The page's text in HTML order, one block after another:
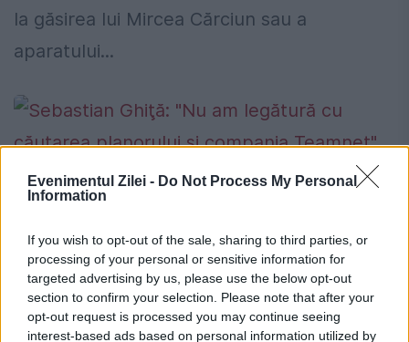
Evenimentul Zilei - Do Not Process My Personal
Information
If you wish to opt-out of the sale, sharing to third parties, or
processing of your personal or sensitive information for
targeted advertising by us, please use the below opt-out
section to confirm your selection. Please note that after your
opt-out request is processed you may continue seeing
interest-based ads based on personal information utilized by
la găsirea lui Mircea Cărciun sau a
aparatului...
Sebastian Ghiţă: "Nu am legătură cu
Teamnet"
13 AUGUST 2015
Sebastian Ghiţă susţine că nu este implicat